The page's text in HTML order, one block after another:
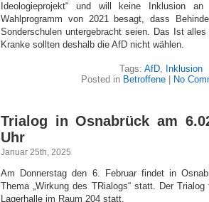
Ideologieprojekt“ und will keine Inklusion
Wahlprogramm von 2021 besagt, dass
Sonderschulen untergebracht seien. Das Ist
Kranke sollten deshalb die AfD nicht wählen.
Tags: AfD, Inklusion
Posted in Betroffene No
Trialog in Osnabrück am
Uhr
Januar 25th, 2025
Am Donnerstag den 6. Februar findet in
Thema „Wirkung des TRialogs“ statt. Der
Lagerhalle im Raum 204 statt.